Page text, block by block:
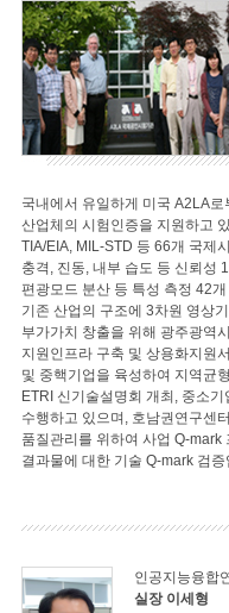
국내에서 유일하게 미국 A2LA
산업체의 시험인증을 지원하고
TIA/EIA, MIL-STD 등 66개 국제
충격, 진동, 내부 습도 등 신뢰성
편광모드 분산 등 특성 측정 42
기존 산업의 구조에 3차원 영상
부가가치 창출을 위해 광주광역
지원인프라 구축 및 상용화지원
및 중핵기업을 육성하여 지역균
ETRI 신기술설명회 개최, 중소
수행하고 있으며, 호남권연구센
품질관리를 위하여 사업 Q-
결과물에 대한 기술 Q-mark 검
인공지능융합
실장 이세형